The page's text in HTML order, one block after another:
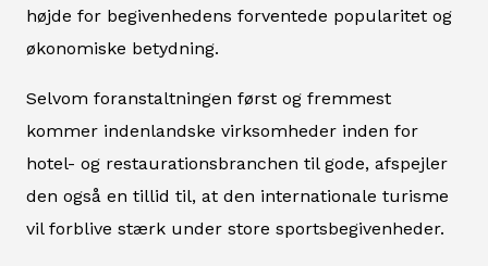
højde for begivenhedens forventede popularitet og
økonomiske betydning.
Selvom foranstaltningen først og fremmest
kommer indenlandske virksomheder inden for
hotel- og restaurationsbranchen til gode, afspejler
den også en tillid til, at den internationale turisme
vil forblive stærk under store sportsbegivenheder.